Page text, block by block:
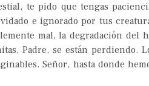
te pido que tengas
e ignorado por tus
mal, la degradación del
Padre, se están perdiendo.
Señor, hasta donde